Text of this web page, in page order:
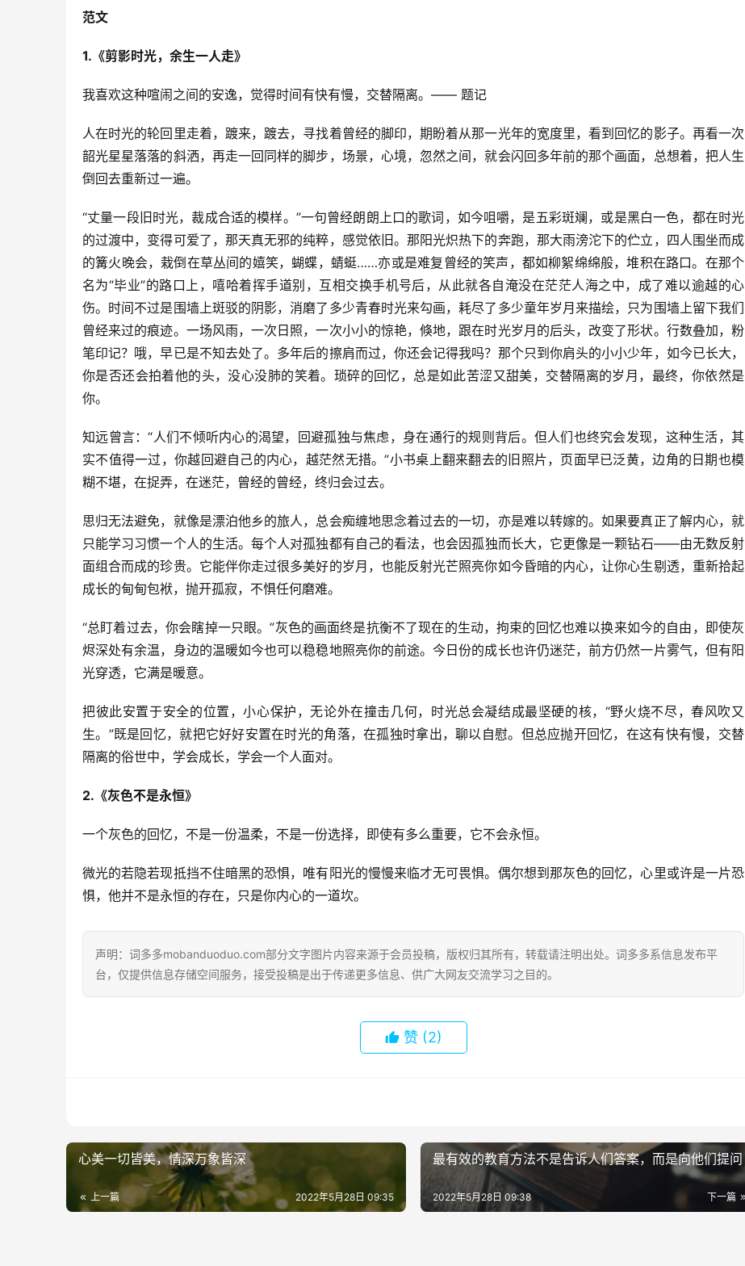
范文
1.《剪影时光，余生一人走》
我喜欢这种喧闹之间的安逸，觉得时间有快有慢，交替隔离。—— 题记
人在时光的轮回里走着，踱来，踱去，寻找着曾经的脚印，期盼着从那一光年的宽度里，看到回忆的影子。再看一次
韶光星星落落的斜洒，再走一回同样的脚步，场景，心境，忽然之间，就会闪回多年前的那个画面，总想着，把人生
倒回去重新过一遍。
“丈量一段旧时光，裁成合适的模样。”一句曾经朗朗上口的歌词，如今咀嚼，是五彩斑斓，或是黑白一色，都在时光
的过渡中，变得可爱了，那天真无邪的纯粹，感觉依旧。那阳光炽热下的奔跑，那大雨滂沱下的伫立，四人围坐而成
的篝火晚会，栽倒在草丛间的嬉笑，蝴蝶，蜻蜓……亦或是难复曾经的笑声，都如柳絮绵绵般，堆积在路口。在那个
名为“毕业”的路口上，嘻哈着挥手道别，互相交换手机号后，从此就各自淹没在茫茫人海之中，成了难以逾越的心
伤。时间不过是围墙上斑驳的阴影，消磨了多少青春时光来勾画，耗尽了多少童年岁月来描绘，只为围墙上留下我们
曾经来过的痕迹。一场风雨，一次日照，一次小小的惊艳，倏地，跟在时光岁月的后头，改变了形状。行数叠加，粉
笔印记？哦，早已是不知去处了。多年后的擦肩而过，你还会记得我吗？那个只到你肩头的小小少年，如今已长大，
你是否还会拍着他的头，没心没肺的笑着。琐碎的回忆，总是如此苦涩又甜美，交替隔离的岁月，最终，你依然是
你。
知远曾言：“人们不倾听内心的渴望，回避孤独与焦虑，身在通行的规则背后。但人们也终究会发现，这种生活，其
实不值得一过，你越回避自己的内心，越茫然无措。”小书桌上翻来翻去的旧照片，页面早已泛黄，边角的日期也模
糊不堪，在捉弄，在迷茫，曾经的曾经，终归会过去。
思归无法避免，就像是漂泊他乡的旅人，总会痴缠地思念着过去的一切，亦是难以转嫁的。如果要真正了解内心，就
只能学习习惯一个人的生活。每个人对孤独都有自己的看法，也会因孤独而长大，它更像是一颗钻石——由无数反射
面组合而成的珍贵。它能伴你走过很多美好的岁月，也能反射光芒照亮你如今昏暗的内心，让你心生剔透，重新拾起
成长的甸甸包袱，抛开孤寂，不惧任何磨难。
“总盯着过去，你会瞎掉一只眼。”灰色的画面终是抗衡不了现在的生动，拘束的回忆也难以换来如今的自由，即使灰
烬深处有余温，身边的温暖如今也可以稳稳地照亮你的前途。今日份的成长也许仍迷茫，前方仍然一片雾气，但有阳
光穿透，它满是暖意。
把彼此安置于安全的位置，小心保护，无论外在撞击几何，时光总会凝结成最坚硬的核，“野火烧不尽，春风吹又
生。”既是回忆，就把它好好安置在时光的角落，在孤独时拿出，聊以自慰。但总应抛开回忆，在这有快有慢，交替
隔离的俗世中，学会成长，学会一个人面对。
2.《灰色不是永恒》
一个灰色的回忆，不是一份温柔，不是一份选择，即使有多么重要，它不会永恒。
微光的若隐若现抵挡不住暗黑的恐惧，唯有阳光的慢慢来临才无可畏惧。偶尔想到那灰色的回忆，心里或许是一片恐
惧，他并不是永恒的存在，只是你内心的一道坎。
声明：词多多mobanduoduo.com部分文字图片内容来源于会员投稿，版权归其所有，转载请注明出处。词多多系信息发布平
台，仅提供信息存储空间服务，接受投稿是出于传递更多信息、供广大网友交流学习之目的。
赞 (2)
心美一切皆美，情深万象皆深
上一篇 2022年5月28日 09:35
最有效的教育方法不是告诉人们答案，而是向他们提问
下一篇
2022年5月28日 09:38